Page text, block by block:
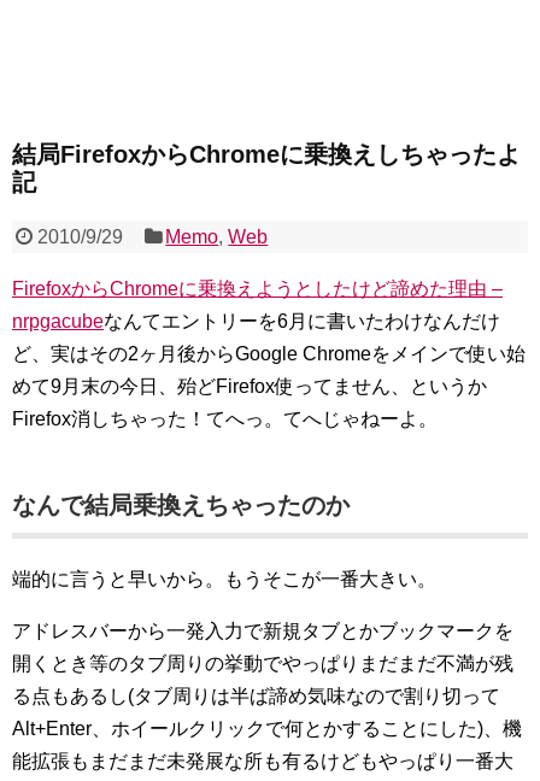
結局FirefoxからChromeに乗換えしちゃったよ
記
2010/9/29 Memo,Web
FirefoxからChromeに乗換えようとしたけど諦めた理由 –
nrpgacubeなんてエントリーを6月に書いたわけなんだけ
ど、実はその2ヶ月後からGoogle Chromeをメインで使い始
めて9月末の今日、殆どFirefox使ってません、というか
Firefox消しちゃった！てへっ。てへじゃねーよ。
なんで結局乗換えちゃったのか
端的に言うと早いから。もうそこが一番大きい。
アドレスバーから一発入力で新規タブとかブックマークを
開くとき等のタブ周りの挙動でやっぱりまだまだ不満が残
る点もあるし(タブ周りは半ば諦め気味なので割り切って
Alt+Enter、ホイールクリックで何とかすることにした)、機
能拡張もまだまだ未発展な所も有るけどもやっぱり一番大